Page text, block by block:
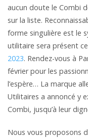
aucun doute le Combi
sur la liste.
forme singulière est le
utilitaire sera présent
2023. Rendez-vous à
février pour les
l’espère… La marque
Utilitaires a annoncé y
Combi, jusqu’à leur
Nous vous proposons